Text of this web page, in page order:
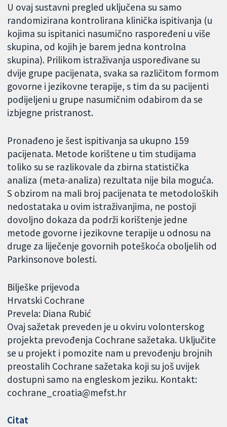
U ovaj sustavni pregled uključena su samo
randomizirana kontrolirana klinička ispitivanja (u
kojima su ispitanici nasumično raspoređeni u više
skupina, od kojih je barem jedna kontrolna
skupina). Prilikom istraživanja uspoređivane su
dvije grupe pacijenata, svaka sa različitom formom
govorne i jezikovne terapije, s tim da su pacijenti
podijeljeni u grupe nasumičnim odabirom da se
izbjegne pristranost.
Pronađeno je šest ispitivanja sa ukupno 159
pacijenata. Metode korištene u tim studijama
toliko su se razlikovale da zbirna statistička
analiza (meta-analiza) rezultata nije bila moguća.
S obzirom na mali broj pacijenata te metodoloških
nedostataka u ovim istraživanjima, ne postoji
dovoljno dokaza da podrži korištenje jedne
metode govorne i jezikovne terapije u odnosu na
druge za liječenje govornih poteškoća oboljelih od
Parkinsonove bolesti.
Bilješke prijevoda
Hrvatski Cochrane
Prevela: Diana Rubić
Ovaj sažetak preveden je u okviru volonterskog
projekta prevođenja Cochrane sažetaka. Uključite
se u projekt i pomozite nam u prevođenju brojnih
preostalih Cochrane sažetaka koji su još uvijek
dostupni samo na engleskom jeziku. Kontakt:
cochrane_croatia@mefst.hr
Citat